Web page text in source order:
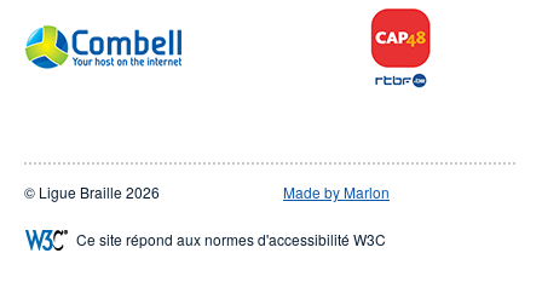
© Ligue Braille 2026 Made by Marlon
Ce site répond aux normes d'accessibilité W3C